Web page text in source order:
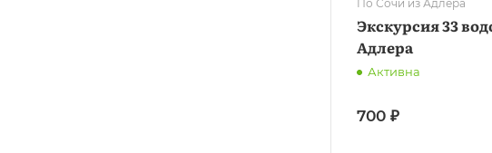
По Сочи из Адлера
Экскурсия 33
Адлера
Активна
700 ₽